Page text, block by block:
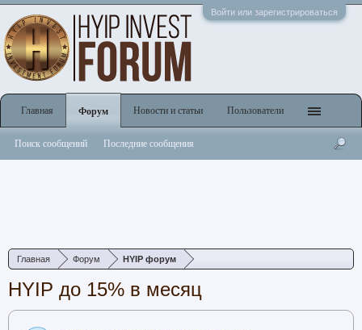
Войти или зарегистрироваться
Главная Форум HYIP форум
HYIP до 15% в месяц
Главная Форум
Поиск сообщений Последние сообщения
Новости и статьи Пользователи